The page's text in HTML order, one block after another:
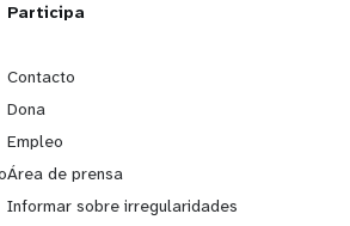
G
o
b
e
Participa
Contacto
Dona
Empleo
Área de prensa
Informar sobre irregularidades